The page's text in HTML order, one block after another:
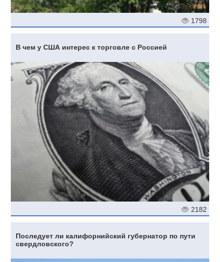
1798
В чем у США интерес к торговле с Россией
2182
Последует ли калифорнийский губернатор по пути
свердловского?